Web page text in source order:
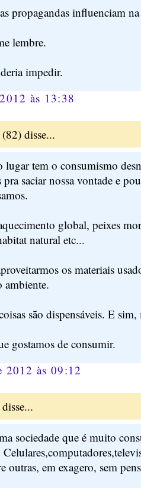
propagandas influenciam
lembre.
impedir.
às 13:38
disse...
tem o consumismo
saciar nossa vontade e
global, peixes
natural etc...
os materiais
ambiente.
são dispensáveis. E
gostamos de consumir.
2012 às 09:12
sociedade que é muito
outras, em exagero, sem